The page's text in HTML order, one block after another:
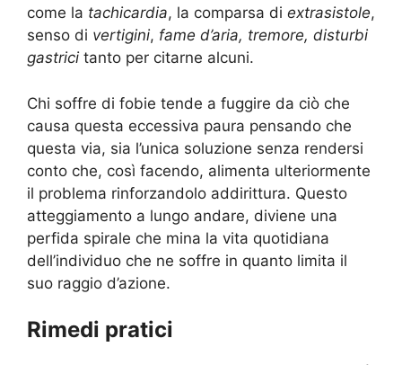
come la tachicardia, la comparsa di extrasistole,
senso di vertigini, fame d’aria, tremore, disturbi
gastrici tanto per citarne alcuni.
Chi soffre di fobie tende a fuggire da ciò che
causa questa eccessiva paura pensando che
questa via, sia l’unica soluzione senza rendersi
conto che, così facendo, alimenta ulteriormente
il problema rinforzandolo addirittura. Questo
atteggiamento a lungo andare, diviene una
perfida spirale che mina la vita quotidiana
dell’individuo che ne soffre in quanto limita il
suo raggio d’azione.
Rimedi pratici